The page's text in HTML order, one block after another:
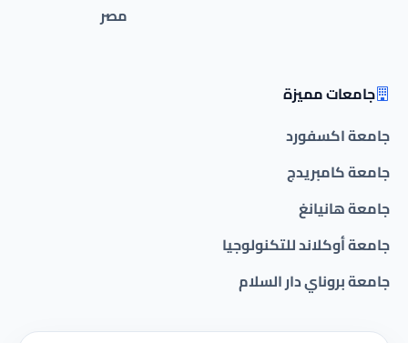
مصر
جامعات مميزة
جامعة اكسفورد
جامعة كامبريدج
جامعة هانيانغ
جامعة أوكلاند للتكنولوجيا
جامعة بروناي دار السلام